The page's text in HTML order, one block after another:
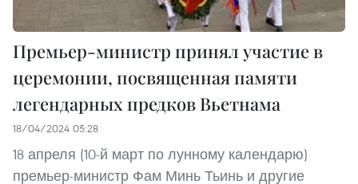
Премьер-министр принял участие в
церемонии, посвященная памяти
легендарных предков Вьетнама
18/04/2024 05:28
18 апреля (10-й март по лунному календарю)
премьер-министр Фам Минь Тьинь и другие